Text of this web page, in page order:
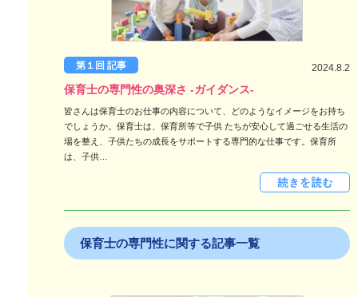
第１回 記事 2024.8.2
保育士の専門性の奥深さ -ガイダンス-
皆さんは保育士のお仕事の内容について、どのようなイメージをお持ち
でしょうか。保育士は、保育所等で子供 たちが安心して過ごせる生活の
場を整え、子供たちの成長をサポートする専門的な仕事です。保育所
は、子供…
保育士の専門性に関する記事一覧